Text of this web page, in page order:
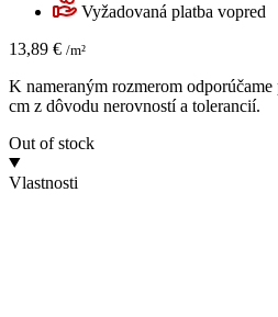
Vyžadovaná platba vopred
13,89 € /m²
K nameraným rozmerom
cm z dôvodu nerovností a tolerancií.
Out of stock
Vlastnosti